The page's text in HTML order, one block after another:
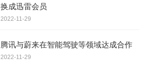
换成迅雷会员
2022-11-29
腾讯与蔚来在智能驾驶等领域达成合作
2022-11-29